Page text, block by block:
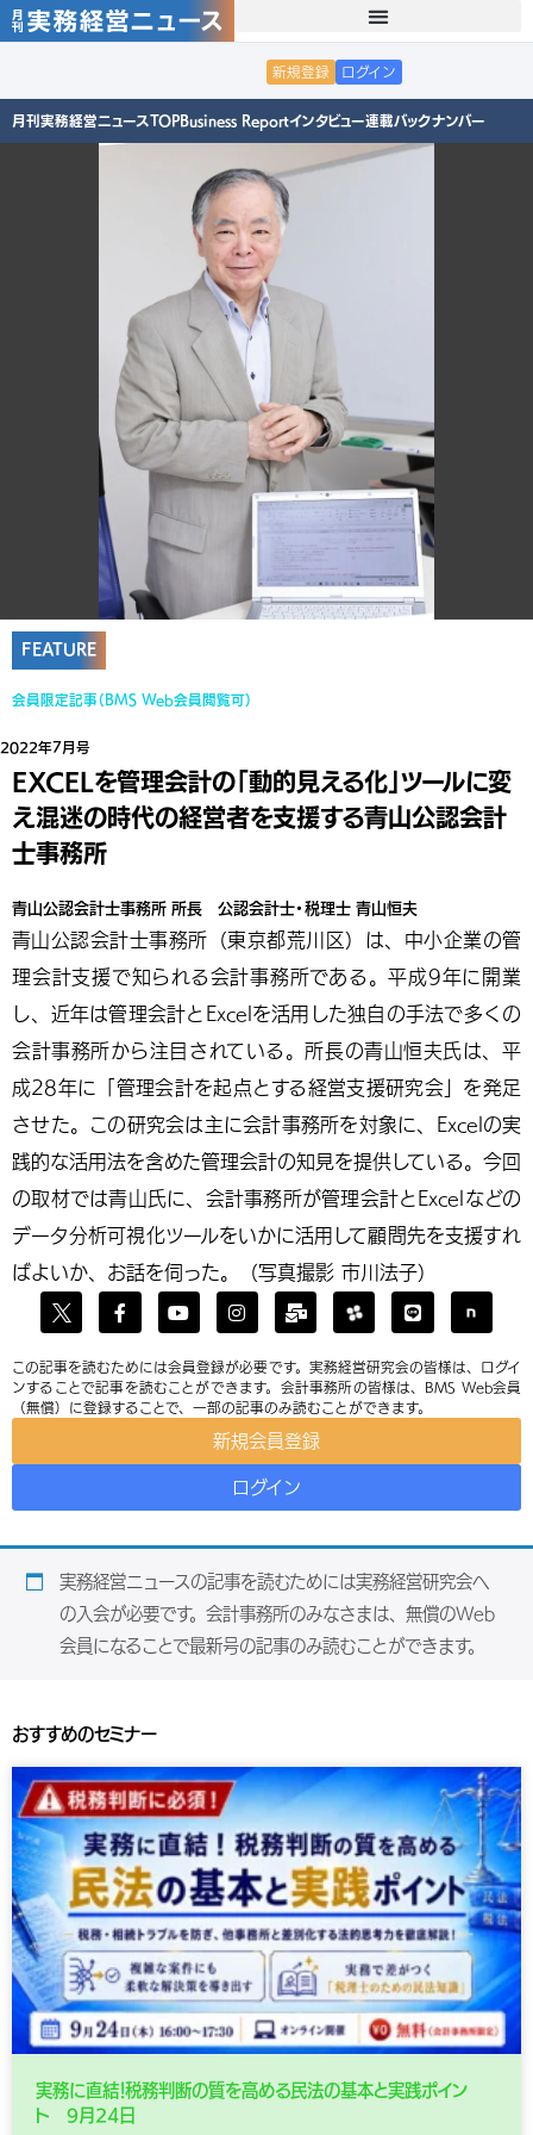
新規登録 ログイン
月刊実務経営ニュースTOPBusiness Reportインタビュー連載バックナンバー
FEATURE
会員限定記事（BMS Web会員閲覧可）
2022年7月号
EXCELを管理会計の「動的見える化」ツールに変
え混迷の時代の経営者を支援する青山公認会計
士事務所
青山公認会計士事務所 所長 公認会計士・税理士 青山恒夫
青山公認会計士事務所（東京都荒川区）は、中小企業の管
理会計支援で知られる会計事務所である。平成9年に開業
し、近年は管理会計とExcelを活用した独自の手法で多くの
会計事務所から注目されている。所長の青山恒夫氏は、平
成28年に「管理会計を起点とする経営支援研究会」を発足
させた。この研究会は主に会計事務所を対象に、Excelの実
践的な活用法を含めた管理会計の知見を提供している。今回
の取材では青山氏に、会計事務所が管理会計とExcelなどの
データ分析可視化ツールをいかに活用して顧問先を支援すれ
ばよいか、お話を伺った。（写真撮影 市川法子）
この記事を読むためには会員登録が必要です。実務経営研究会の皆様は、ログイ
ンすることで記事を読むことができます。会計事務所の皆様は、BMS Web会員
（無償）に登録することで、一部の記事のみ読むことができます。
新規会員登録
ログイン
実務経営ニュースの記事を読むためには実務経営研究会へ
の入会が必要です。会計事務所のみなさまは、無償のWeb
会員になることで最新号の記事のみ読むことができます。
おすすめのセミナー
実務に直結！税務判断の質を高める民法の基本と実践ポイン
ト 9月24日